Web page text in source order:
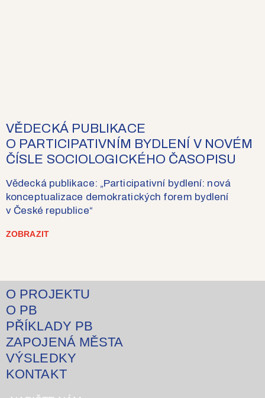
VĚDECKÁ PUBLIKACE
O PARTICIPATIVNÍM BYDLENÍ V NOVÉM
ČÍSLE SOCIOLOGICKÉHO ČASOPISU
Vědecká publikace: „Participativní bydlení: nová
konceptualizace demokratických forem bydlení
v České republice“
ZOBRAZIT
O PROJEKTU
O PB
PŘÍKLADY PB
ZAPOJENÁ MĚSTA
VÝSLEDKY
KONTAKT